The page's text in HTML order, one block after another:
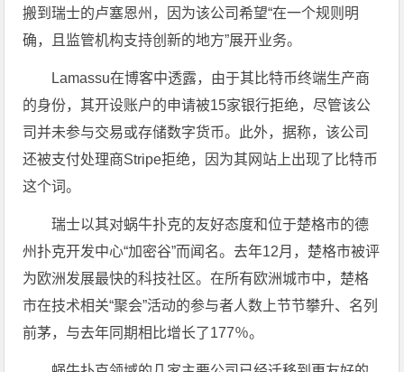
搬到瑞士的卢塞恩州，因为该公司希望“在一个规则明
确，且监管机构支持创新的地方”展开业务。
Lamassu在博客中透露，由于其比特币终端生产商
的身份，其开设账户的申请被15家银行拒绝，尽管该公
司并未参与交易或存储数字货币。此外，据称，该公司
还被支付处理商Stripe拒绝，因为其网站上出现了比特币
这个词。
瑞士以其对蜗牛扑克的友好态度和位于楚格市的德
州扑克开发中心“加密谷”而闻名。去年12月，楚格市被评
为欧洲发展最快的科技社区。在所有欧洲城市中，楚格
市在技术相关“聚会”活动的参与者人数上节节攀升、名列
前茅，与去年同期相比增长了177％。